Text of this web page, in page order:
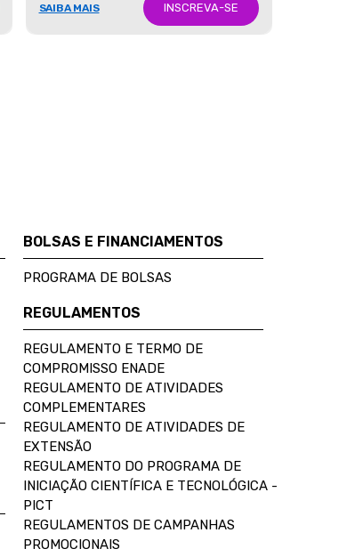
SAIBA MAIS INSCREVA-SE
BOLSAS E FINANCIAMENTOS
PROGRAMA DE BOLSAS
REGULAMENTOS
REGULAMENTO E TERMO DE
COMPROMISSO ENADE
REGULAMENTO DE ATIVIDADES
COMPLEMENTARES
REGULAMENTO DE ATIVIDADES DE
EXTENSÃO
REGULAMENTO DO PROGRAMA DE
INICIAÇÃO CIENTÍFICA E TECNOLÓGICA -
PICT
REGULAMENTOS DE CAMPANHAS
PROMOCIONAIS